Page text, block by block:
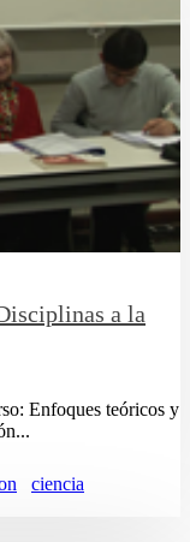
a la
Enfoques teóricos y
ciencia